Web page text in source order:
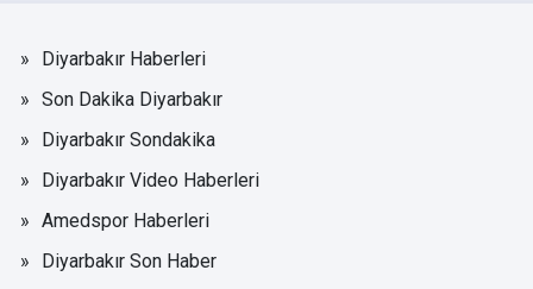
Diyarbakır Haberleri
Son Dakika Diyarbakır
Diyarbakır Sondakika
Diyarbakır Video Haberleri
Amedspor Haberleri
Diyarbakır Son Haber